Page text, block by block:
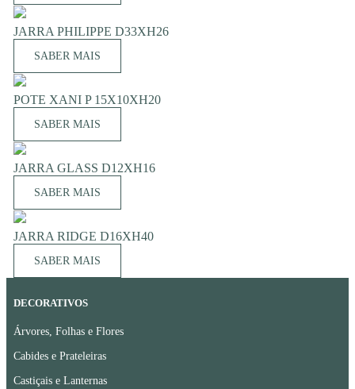
JARRA PHILIPPE D33XH26
SABER MAIS
POTE XANI P 15X10XH20
SABER MAIS
JARRA GLASS D12XH16
SABER MAIS
JARRA RIDGE D16XH40
SABER MAIS
DECORATIVOS
Árvores, Folhas e Flores
Cabides e Prateleiras
Castiçais e Lanternas